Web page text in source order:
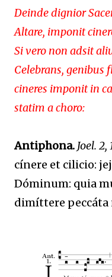
Deinde dignior
Altare, imponit
Si vero non adsit
Celebrans, genibus
cineres imponit in
statim a choro:
Antiphona. Joel. 2,
cínere et cilicio:
Dóminum: quia
dimíttere peccáta